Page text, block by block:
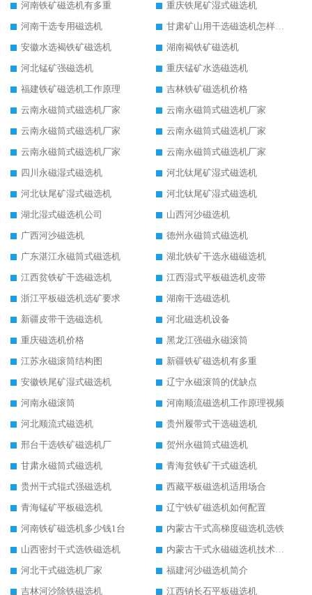
河南铁矿磁选机有多重
重庆铁尾矿湿式磁选机
河南干选专用磁选机
甘肃矿山用干选磁选机怎样调磁
安徽水选褐铁矿磁选机
湖南褐铁矿磁选机
河北锰矿强磁选机
重庆锰矿水选磁选机
福建铁矿磁选机工作原理
吉林铁矿磁选机价格
云南永磁筒式磁选机厂家
云南永磁筒式磁选机厂家
云南永磁筒式磁选机厂家
云南永磁筒式磁选机厂家
云南永磁筒式磁选机厂家
云南永磁筒式磁选机厂家
四川永磁湿式磁选机
河北钛尾矿湿式磁选机
河北钛尾矿湿式磁选机
河北钛尾矿湿式磁选机
湖北湿式磁选机公司
山西河沙磁选机
广西河沙磁选机
德州永磁筒式磁选机
广东湛江永磁筒式磁选机
湖北铁矿干选永磁磁选机
江西贫铁矿干选磁选机
江西湿式平板磁选机皮带
浙江平板磁选机选矿要求
湖南干选磁选机
新疆皮带干选磁选机
河北磁选机设备
重庆磁选机价格
黑龙江强磁永磁滚筒
江苏永磁滚筒结构图
新疆铁矿磁选机有多重
安徽铁尾矿湿式磁选机
辽宁永磁滚筒的优缺点
河南永磁滚筒
河南顺流磁选机工作原理视频
河北顺流式磁选机
贵州履带式干选磁选机
邢台干选铁矿磁选机厂
贺州永磁筒式磁选机
甘肃永磁筒式磁选机
青海贫铁矿干式磁选机
贵州干式辊式强磁选机
西藏平板磁选机适用场合
青海锰矿平板磁选机
辽宁铁矿磁选机如何配置
河南铁矿磁选机多少钱1台
内蒙古干式高梯度磁选机选铁
山西密封干式选铁磁选机
内蒙古干式永磁磁选机技术要求
河北干式磁选机厂家
福建河沙磁选机简介
吉林河沙除铁磁选机
江西钠长石平板磁选机